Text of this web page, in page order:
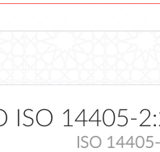
ISO 14405-
ISO